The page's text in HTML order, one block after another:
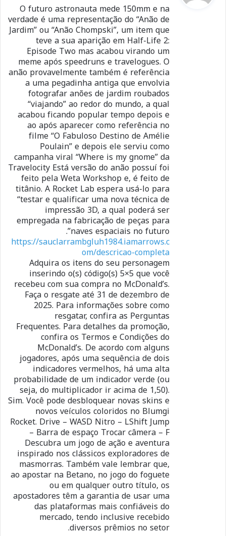
ل
O futuro astronauta mede 150mm e na
verdade é uma representação do “Anão de
Jardim” ou “Anão Chompski”, um item que
teve a sua aparição em Half-Life 2:
Episode Two mas acabou virando um
meme após speedruns e travelogues. O
anão provavelmente também é referência
a uma pegadinha antiga que envolvia
fotografar anões de jardim roubados
“viajando” ao redor do mundo, a qual
acabou ficando popular tempo depois e
ao após aparecer como referência no
filme “O Fabuloso Destino de Amélie
Poulain” e depois ele serviu como
campanha viral “Where is my gnome” da
Travelocity Está versão do anão possuí foi
feito pela Weta Workshop e, é feito de
titânio. A Rocket Lab espera usá-lo para
“testar e qualificar uma nova técnica de
impressão 3D, a qual poderá ser
empregada na fabricação de peças para
naves espaciais no futuro”.
https://sauclarrambgluh1984.iamarrows.c
om/descricao-completa
Adquira os itens do seu personagem
inserindo o(s) código(s) 5×5 que você
recebeu com sua compra no McDonald’s.
Faça o resgate até 31 de dezembro de
2025. Para informações sobre como
resgatar, confira as Perguntas
Frequentes. Para detalhes da promoção,
confira os Termos e Condições do
McDonald’s. De acordo com alguns
jogadores, após uma sequência de dois
indicadores vermelhos, há uma alta
probabilidade de um indicador verde (ou
seja, do multiplicador ir acima de 1,50).
Sim. Você pode desbloquear novas skins e
novos veículos coloridos no Blumgi
Rocket. Drive – WASD Nitro – LShift Jump
– Barra de espaço Trocar câmera – F
Descubra um jogo de ação e aventura
inspirado nos clássicos exploradores de
masmorras. Também vale lembrar que,
ao apostar na Betano, no jogo do foguete
ou em qualquer outro título, os
apostadores têm a garantia de usar uma
das plataformas mais confiáveis do
mercado, tendo inclusive recebido
diversos prêmios no setor.